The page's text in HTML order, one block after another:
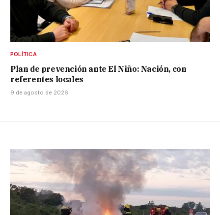
POLÍTICA
Plan de prevención ante El Niño: Nación, con
referentes locales
9 de agosto de 2026